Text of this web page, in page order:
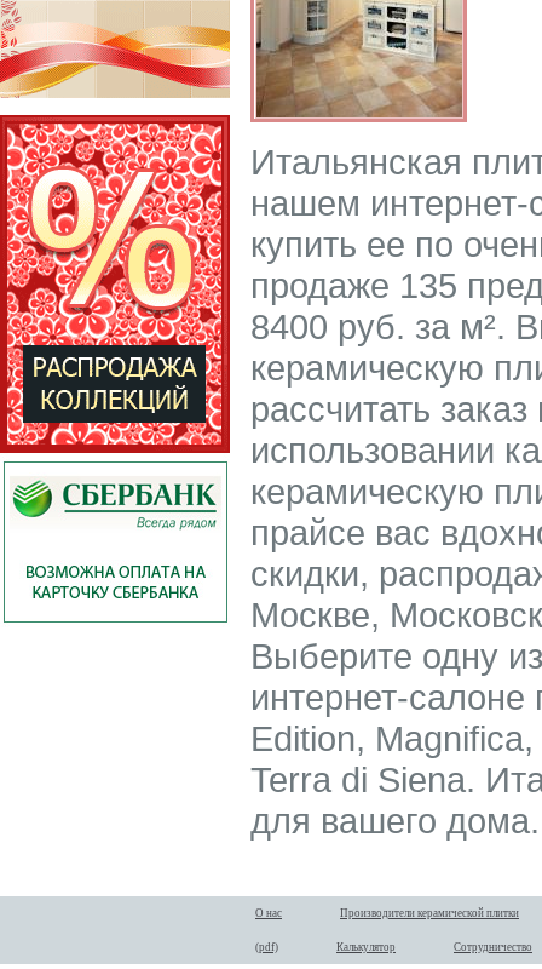
Итальянская
нашем интернет-
купить ее по
продаже 135
8400 руб. за м².
керамическую
рассчитать
использовании
керамическую
прайсе вас
скидки,
Москве,
Выберите одну
интернет-
Edition,
Terra di Siena.
для вашего дома.
О нас Производители керамической плитки
(pdf) Калькулятор Сотрудничество